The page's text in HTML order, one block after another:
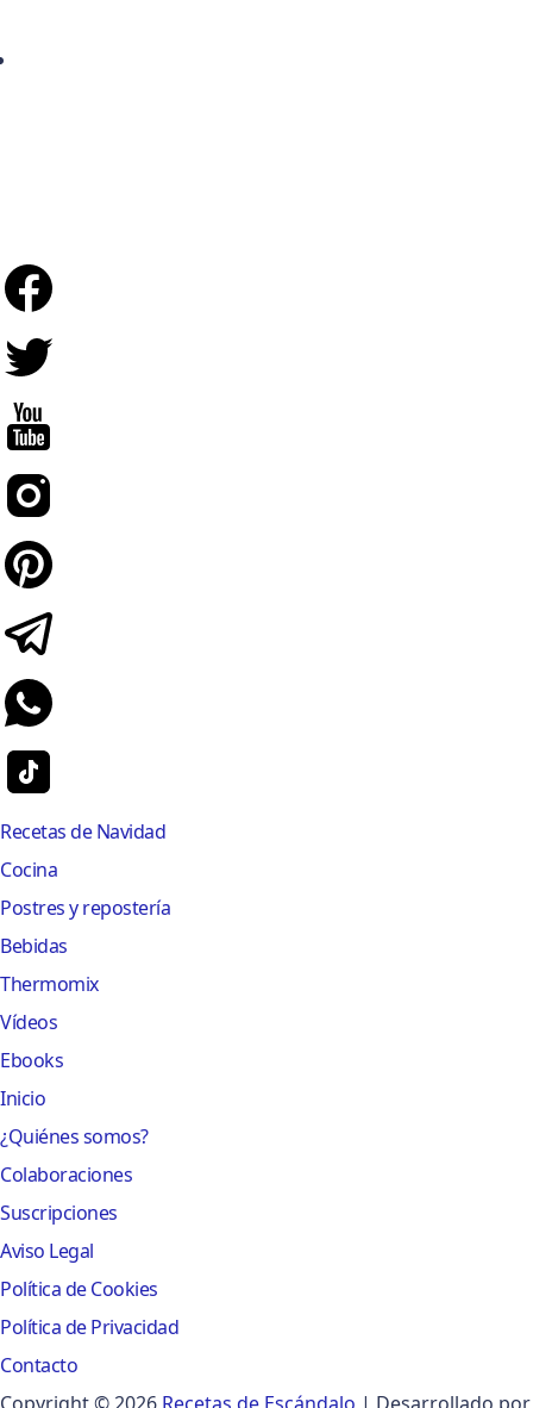
Recetas de Navidad
Cocina
Postres y repostería
Bebidas
Thermomix
Vídeos
Ebooks
Inicio
¿Quiénes somos?
Colaboraciones
Suscripciones
Aviso Legal
Política de Cookies
Política de Privacidad
Contacto